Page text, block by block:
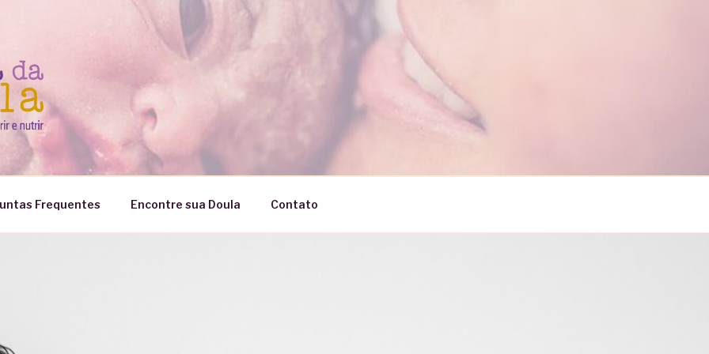
Frequentes Encontre sua Doula Contato